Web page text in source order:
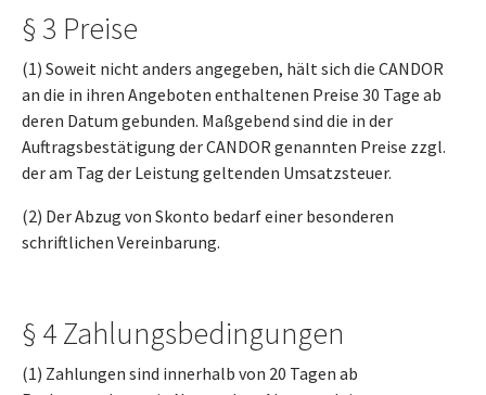
§ 3 Preise
(1) Soweit nicht anders angegeben, hält sich die CANDOR
an die in ihren Angeboten enthaltenen Preise 30 Tage ab
deren Datum gebunden. Maßgebend sind die in der
Auftragsbestätigung der CANDOR genannten Preise zzgl.
der am Tag der Leistung geltenden Umsatzsteuer.
(2) Der Abzug von Skonto bedarf einer besonderen
schriftlichen Vereinbarung.
§ 4 Zahlungsbedingungen
(1) Zahlungen sind innerhalb von 20 Tagen ab